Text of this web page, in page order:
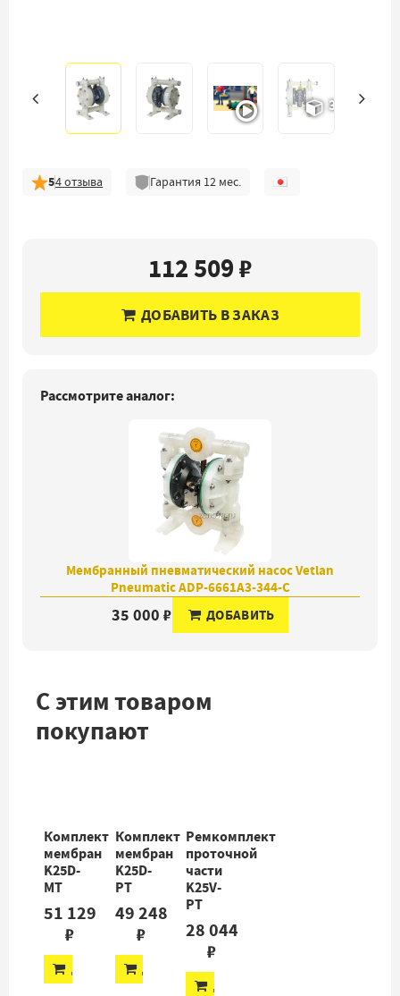
3D
54отзыва Гарантия 12мес.
112 509 ₽
ДОБАВИТЬ В ЗАКАЗ
Рассмотрите аналог:
Мембранный пневматический насос Vetlan
Pneumatic ADP-6661A3-344-C
35 000 ₽ ДОБАВИТЬ
С этим товаром
покупают
Комплект
мембран
K25D-
MT
51 129
₽
ДОБАВИТЬ
Комплект
мембран
K25D-
PT
49 248
₽
ДОБАВИТЬ
Ремкомплект
проточной
части
K25V-
PT
28 044
₽
ДОБАВИТЬ